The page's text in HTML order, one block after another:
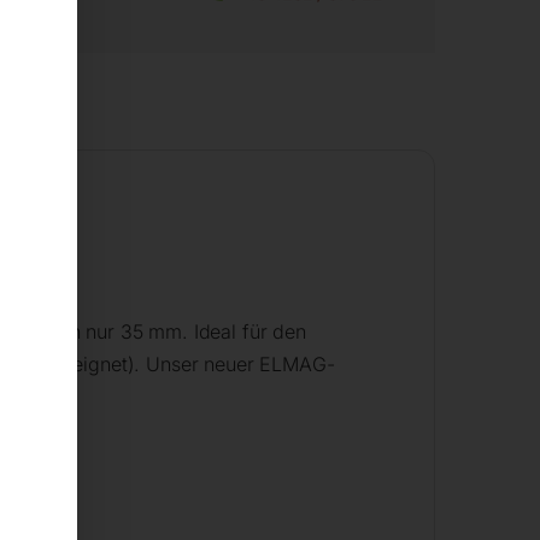
von nur 35 mm. Ideal für den
geeignet). Unser neuer ELMAG-